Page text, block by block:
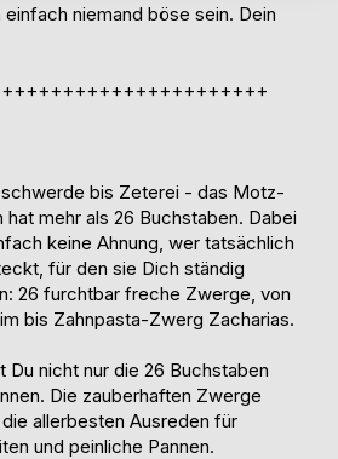
niemand böse sein. Dein
bis Zeterei - das Motz-
mehr als 26 Buchstaben. Dabei
keine Ahnung, wer tatsächlich
für den sie Dich ständig
26 furchtbar freche Zwerge, von
bis Zahnpasta-Zwerg Zacharias.
Du nicht nur die 26 Buchstaben
Die zauberhaften Zwerge
allerbesten Ausreden für
und peinliche Pannen.